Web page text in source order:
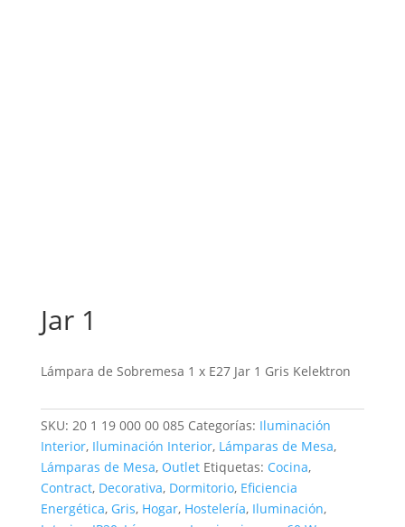
Jar 1
Lámpara de Sobremesa 1 x E27 Jar 1 Gris Kelektron
SKU: 20 1 19 000 00 085 Categorías: Iluminación
Interior, Iluminación Interior, Lámparas de Mesa,
Lámparas de Mesa, Outlet Etiquetas: Cocina,
Contract, Decorativa, Dormitorio, Eficiencia
Energética, Gris, Hogar, Hostelería, Iluminación,